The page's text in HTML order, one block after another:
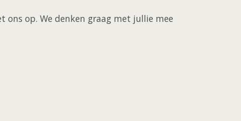
op. We denken graag met jullie mee